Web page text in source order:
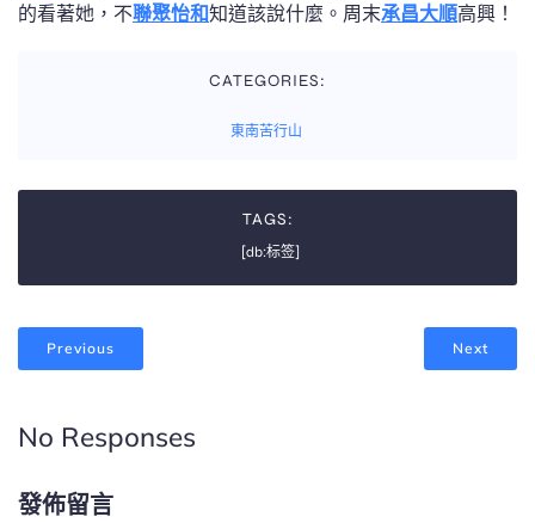
的看著她，不聯聚怡和知道該說什麼。周末承昌大順高興！
CATEGORIES:
東南苦行山
TAGS:
[db:标签]
Previous Next
No Responses
發佈留言